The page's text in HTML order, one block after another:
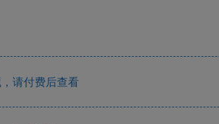
请付费后查看